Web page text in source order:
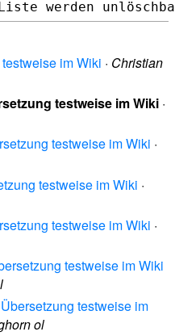
im Wiki · Christian
testweise im Wiki ·
testweise im Wiki ·
testweise im Wiki ·
testweise im Wiki ·
testweise im Wiki
testweise im
ol